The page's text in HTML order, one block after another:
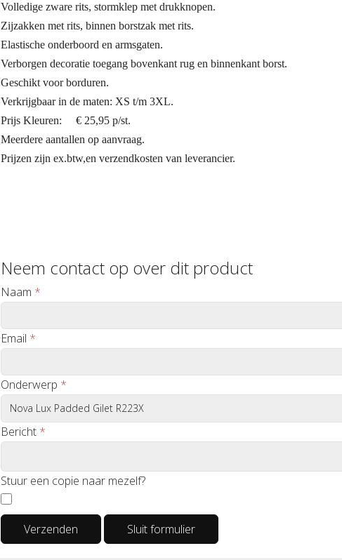
Volledige zware rits, stormklep met drukknopen.
Zijzakken met rits, binnen borstzak met rits.
Elastische onderboord en armsgaten.
Verborgen decoratie toegang bovenkant rug en binnenkant borst.
Geschikt voor borduren.
Verkrijgbaar in de maten: XS t/m 3XL.
Prijs Kleuren: € 25,95 p/st.
Meerdere aantallen op aanvraag.
Prijzen zijn ex.btw,en verzendkosten van leverancier.
Neem contact op over dit product
Naam *
Email *
Onderwerp *
Bericht *
Stuur een copie naar mezelf?
Verzenden Sluit formulier